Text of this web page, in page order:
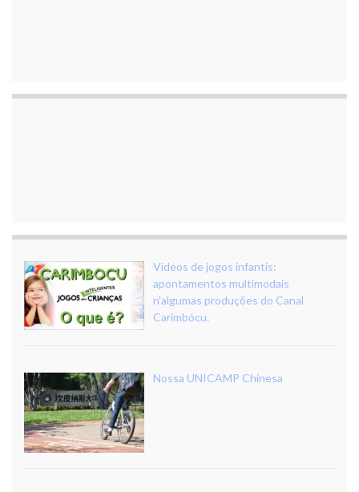
Vídeos de jogos infantis:
apontamentos multimodais
n’algumas produções do Canal
Carimbócu.
Nossa UNICAMP Chinesa